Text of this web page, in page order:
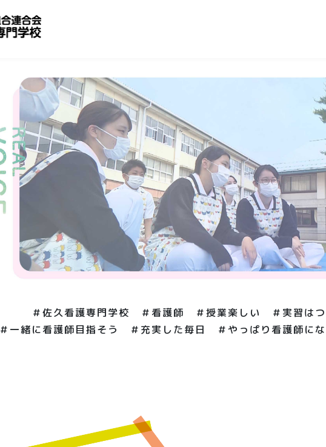
＃佐久看護専門学校 ＃看護師 ＃授業楽しい ＃実習はつ
＃一緒に看護師目指そう ＃充実した毎日 ＃やっぱり看護師に